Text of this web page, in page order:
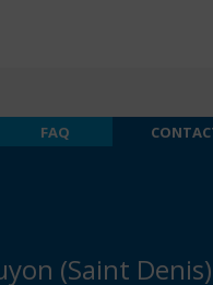
FAQ
(Saint Denis)